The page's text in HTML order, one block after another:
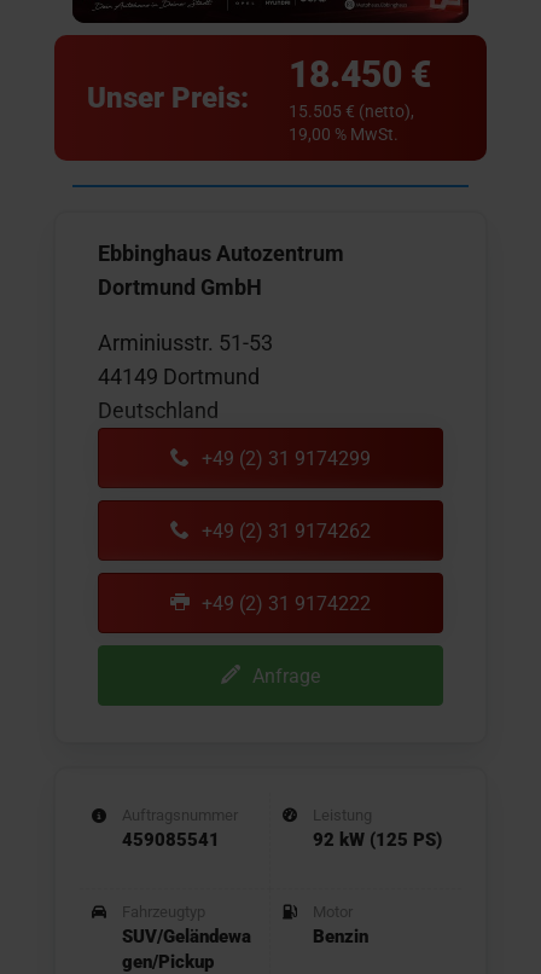
Unser Preis:
18.450 €
15.505 € (netto),
19,00 % MwSt.
Ebbinghaus Autozentrum
Dortmund GmbH
Arminiusstr. 51-53
44149 Dortmund
Deutschland
+49 (2) 31 9174299
+49 (2) 31 9174262
+49 (2) 31 9174222
Anfrage
Auftragsnummer
459085541
Fahrzeugtyp
SUV/Geländewa
gen/Pickup
Leistung
92 kW (125 PS)
Motor
Benzin